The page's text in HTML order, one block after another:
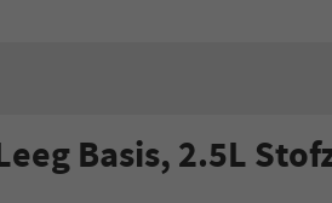
Basis, 2.5L